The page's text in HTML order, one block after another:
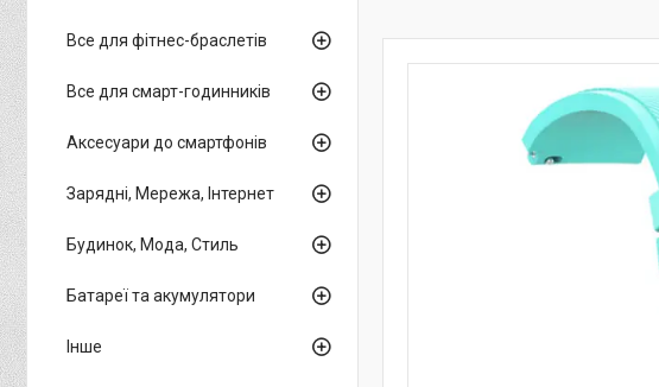
Все для фітнес-браслетів
Все для смарт-годинників
Аксесуари до смартфонів
Зарядні, Мережа, Інтернет
Будинок, Мода, Стиль
Батареї та акумулятори
Інше